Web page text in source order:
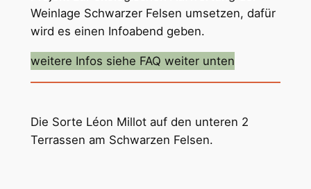
Weinlage Schwarzer Felsen umsetzen, dafür
wird es einen Infoabend geben.
weitere Infos siehe FAQ weiter unten
Die Sorte Léon Millot auf den unteren 2
Terrassen am Schwarzen Felsen.